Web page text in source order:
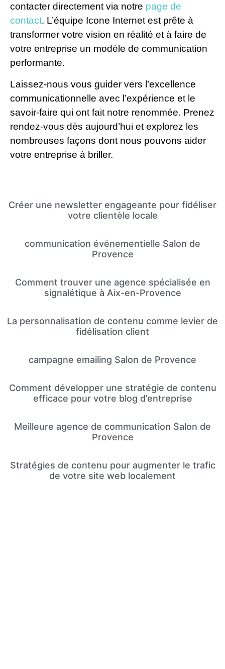
contacter directement via notre page de
contact. L’équipe Icone Internet est prête à
transformer votre vision en réalité et à faire de
votre entreprise un modèle de communication
performante.
Laissez-nous vous guider vers l’excellence
communicationnelle avec l’expérience et le
savoir-faire qui ont fait notre renommée. Prenez
rendez-vous dès aujourd’hui et explorez les
nombreuses façons dont nous pouvons aider
votre entreprise à briller.
Créer une newsletter engageante pour fidéliser
votre clientèle locale
communication événementielle Salon de
Provence
Comment trouver une agence spécialisée en
signalétique à Aix-en-Provence
La personnalisation de contenu comme levier de
fidélisation client
campagne emailing Salon de Provence
Comment développer une stratégie de contenu
efficace pour votre blog d’entreprise
Meilleure agence de communication Salon de
Provence
Stratégies de contenu pour augmenter le trafic
de votre site web localement